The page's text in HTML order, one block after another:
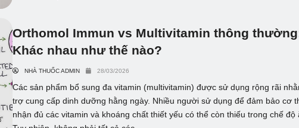
Orthomol Immun vs Multivitamin thông
Khác nhau như thế nào?
NHÀ THUỐC ADMIN 28/03/2026
Các sản phẩm bổ sung đa vitamin (multivitamin) được sử dụng rộng rãi
trợ cung cấp dinh dưỡng hằng ngày. Nhiều người sử dụng để đảm bảo cơ
nhận đủ các vitamin và khoáng chất thiết yếu có thể còn thiếu trong chế độ